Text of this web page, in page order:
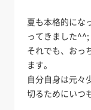
夏も本格的にな
ってきました^^;
それでも、おっ
ます。
自分自身は元々
切るためにいつ